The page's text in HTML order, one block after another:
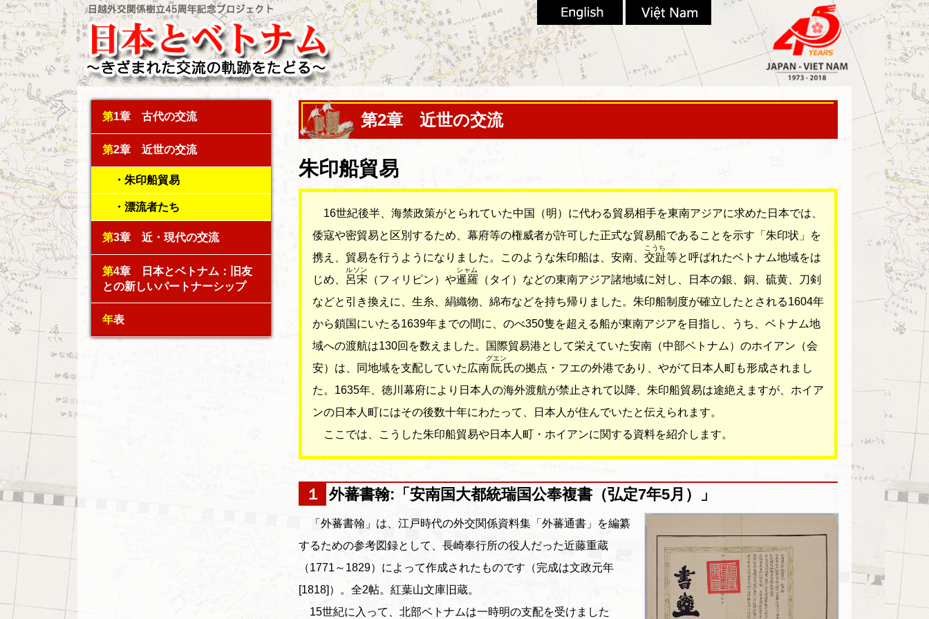
第1章 古代の交流
第2章 近世の交流
朱印船貿易
漂流者たち
第3章 近・現代の交流
第4章 日本とベトナム：旧友
との新しいパートナーシップ
年表
第2章 近世の交流
朱印船貿易
16世紀後半、海禁政策がとられていた中国（明）に代わる貿易相手を東南アジアに求めた日本では、
倭寇や密貿易と区別するため、幕府等の権威者が許可した正式な貿易船であることを示す「朱印状」を
携え、貿易を行うようになりました。このような朱印船は、安南、 交趾
こうち
等と呼ばれたベトナム地域をは
じめ、 呂宋
ルソン
（フィリピン）や暹羅
シャム
（タイ）などの東南アジア諸地域に対し、日本の銀、銅、硫黄、刀剣
などと引き換えに、生糸、絹織物、綿布などを持ち帰りました。朱印船制度が確立したとされる1604年
から鎖国にいたる1639年までの間に、のべ350隻を超える船が東南アジアを目指し、うち、ベトナム地
域への渡航は130回を数えました。国際貿易港として栄えていた安南（中部ベトナム）のホイアン（会
安）は、同地域を支配していた広南 阮
グエン
氏の拠点・フエの外港であり、やがて日本人町も形成されまし
た。1635年、徳川幕府により日本人の海外渡航が禁止されて以降、朱印船貿易は途絶えますが、ホイア
ンの日本人町にはその後数十年にわたって、日本人が住んでいたと伝えられます。
ここでは、こうした朱印船貿易や日本人町・ホイアンに関する資料を紹介します。
１ 外蕃書翰:「安南国大都統瑞国公奉複書（弘定7年5月）」
「外蕃書翰」は、江戸時代の外交関係資料集「外蕃通書」を編纂
するための参考図録として、長崎奉行所の役人だった近藤重蔵
（1771～1829）によって作成されたものです（完成は文政元年
[1818]）。全2帖。紅葉山文庫旧蔵。
15世紀に入って、北部ベトナムは一時明の支配を受けました